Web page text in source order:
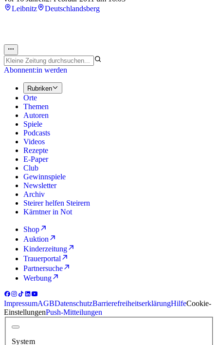
Leibnitz
Deutschlandsberg
Abonnent:in werden
Rubriken
Orte
Themen
Autoren
Spiele
Podcasts
Videos
Rezepte
E-Paper
Club
Gewinnspiele
Newsletter
Archiv
Steirer helfen Steirern
Kärntner in Not
Shop
Auktion
Kinderzeitung
Trauerportal
Partnersuche
Werbung
ImpressumAGBDatenschutzBarrierefreiheitserklärungHilfeCookie-
EinstellungenPush-Mitteilungen
System